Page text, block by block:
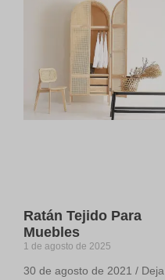
Ratán Tejido Para
Muebles
1 de agosto de 2025
30 de agosto de 2021 / Deja